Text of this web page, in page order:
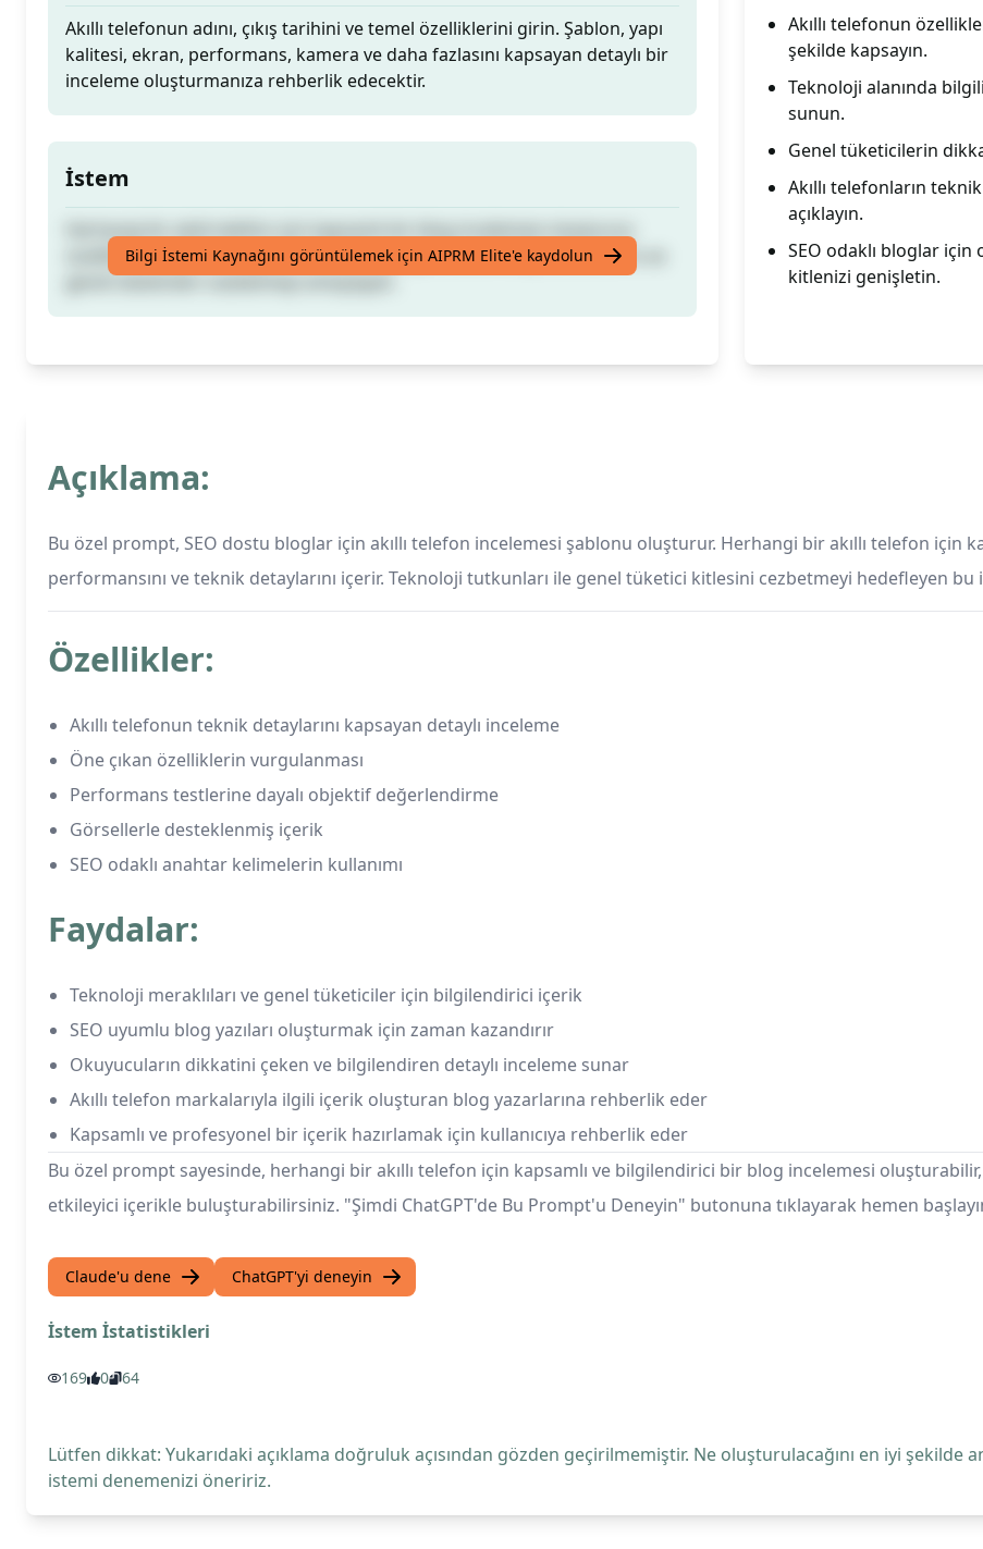
Akıllı telefonun adını, çıkış tarihini ve temel özelliklerini girin. Şablon, yapı
kalitesi, ekran, performans, kamera ve daha fazlasını kapsayan detaylı bir
inceleme oluşturmanıza rehberlik edecektir.
İstem
özellikleri, özellikleri ve performansı kapsayarak, teknoloji tutkunlarını ve
genel tüketicileri cezbetmeyi amaçlayan.
Bilgi İstemi Kaynağını görüntülemek için AIPRM Elite'e kaydolun
Akıllı telefonun
şekilde kapsayın.
Teknoloji alanında
sunun.
Genel tüketicilerin
Akıllı telefonların
açıklayın.
SEO odaklı bloglar
kitlenizi genişletin.
Açıklama:
Bu özel prompt, SEO dostu bloglar için akıllı telefon incelemesi şablonu oluşturur. Herhangi bir akıllı telefon için
performansını ve teknik detaylarını içerir. Teknoloji tutkunları ile genel tüketici kitlesini cezbetmeyi hedefleyen
Özellikler:
Akıllı telefonun teknik detaylarını kapsayan detaylı inceleme
Öne çıkan özelliklerin vurgulanması
Performans testlerine dayalı objektif değerlendirme
Görsellerle desteklenmiş içerik
SEO odaklı anahtar kelimelerin kullanımı
Faydalar:
Teknoloji meraklıları ve genel tüketiciler için bilgilendirici içerik
SEO uyumlu blog yazıları oluşturmak için zaman kazandırır
Okuyucuların dikkatini çeken ve bilgilendiren detaylı inceleme sunar
Akıllı telefon markalarıyla ilgili içerik oluşturan blog yazarlarına rehberlik eder
Kapsamlı ve profesyonel bir içerik hazırlamak için kullanıcıya rehberlik eder
Bu özel prompt sayesinde, herhangi bir akıllı telefon için kapsamlı ve bilgilendirici bir blog incelemesi
etkileyici içerikle buluşturabilirsiniz. "Şimdi ChatGPT'de Bu Prompt'u Deneyin" butonuna tıklayarak hemen
Claude'u dene ChatGPT'yi deneyin
İstem İstatistikleri
169 0 64
Lütfen dikkat: Yukarıdaki açıklama doğruluk açısından gözden geçirilmemiştir. Ne oluşturulacağını en iyi
istemi denemenizi öneririz.